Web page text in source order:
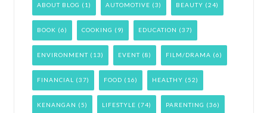
ABOUT BLOG (1) AUTOMOTIVE (3) BEAUTY (24)
BOOK (6) COOKING (9) EDUCATION (37)
ENVIRONMENT(13) EVENT(8) FILM/DRAMA (6)
FINANCIAL (37) FOOD (16) HEALTHY (52)
KENANGAN (5) LIFESTYLE (74) PARENTING (36)